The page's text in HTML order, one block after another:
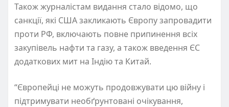
Також журналістам видання стало відомо, що
санкції, які США закликають Європу запровадити
проти РФ, включають повне припинення всіх
закупівель нафти та газу, а також введення ЄС
додаткових мит на Індію та Китай.
“Європейці не можуть продовжувати цю війну і
підтримувати необґрунтовані очікування,